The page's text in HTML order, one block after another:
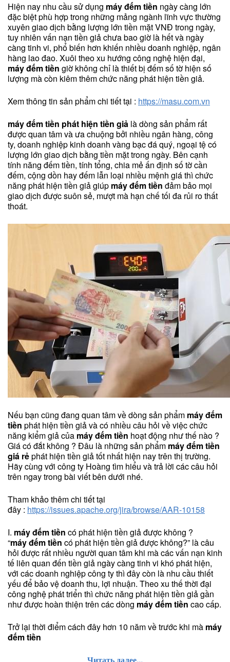
Hiện nay nhu cầu sử dụng máy đếm tiền ngày càng lớn
đặc biệt phù hợp trong những mảng ngành lĩnh vực thường
xuyên giao dịch bằng lượng lớn tiền mặt VNĐ trong ngày,
tuy nhiên vấn nạn tiền giả chưa bao giờ là hết và ngày
càng tinh vi, phổ biến hơn khiến nhiều doanh nghiệp, ngân
hàng lao đao. Xuôi theo xu hướng công nghệ hiện đại,
máy đếm tiền giờ không chỉ là thiết bị đếm số tờ hiện số
lượng mà còn kiêm thêm chức năng phát hiện tiền giả.
Xem thông tin sản phẩm chi tiết tại : https://masu.com.vn
máy đếm tiền phát hiện tiền giả là dòng sản phẩm rất
được quan tâm và ưa chuộng bởi nhiều ngân hàng, công
ty, doanh nghiệp kinh doanh vàng bạc đá quý, ngoại tệ có
lượng lớn giao dịch bằng tiền mặt trong ngày. Bên cạnh
tính năng đếm tiền, tính tổng, chia mẻ ấn định số tờ cần
đếm, cộng dồn hay đếm lẫn loại nhiều mệnh giá thì chức
năng phát hiện tiền giả giúp máy đếm tiền đảm bảo mọi
giao dịch được suôn sẻ, mượt mà hạn chế tối đa rủi ro thất
thoát.
Nếu bạn cũng đang quan tâm về dòng sản phẩm máy đếm
tiền phát hiện tiền giả và có nhiều câu hỏi về việc chức
năng kiểm giả của máy đếm tiền hoạt động như thế nào ?
Giá có đắt không ? Đâu là những sản phẩm máy đếm tiền
giá rẻphát hiện tiền giả tốt nhất hiện nay trên thị trường.
Hãy cùng với công ty Hoàng tìm hiểu và trả lời các câu hỏi
trên ngay trong bài viết bên dưới nhé.
Tham khảo thêm chi tiết tại
đây : https://issues.apache.org/jira/browse/AAR-10158
I. máy đếm tiền có phát hiện tiền giả được không ?
“máy đếm tiền có phát hiện tiền giả được không?” là câu
hỏi được rất nhiều người quan tâm khi mà các vấn nạn kinh
tế liên quan đến tiền giả ngày càng tinh vi khó phát hiện,
với các doanh nghiệp công ty thì đây còn là nhu cầu thiết
yếu để bảo vệ doanh thu, lợi nhuận. Theo xu thế thời đại
công nghệ phát triển thì chức năng phát hiện tiền giả gần
như được hoàn thiện trên các dòng máy đếm tiền cao cấp.
Trở lại thời điểm cách đây hơn 10 năm về trước khi mà máy
đếm tiền